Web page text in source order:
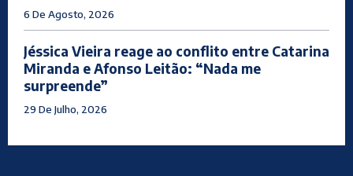
6 De Agosto, 2026
Jéssica Vieira reage ao conflito entre Catarina
Miranda e Afonso Leitão: “Nada me
surpreende”
29 De Julho, 2026